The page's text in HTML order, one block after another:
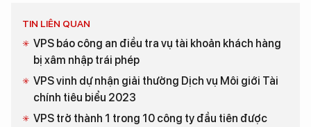
TIN LIÊN QUAN
VPS báo công an điều tra vụ tài khoản khách hàng
bị xâm nhập trái phép
VPS vinh dự nhận giải thưởng Dịch vụ Môi giới Tài
chính tiêu biểu 2023
VPS trở thành 1 trong 10 công ty đầu tiên được